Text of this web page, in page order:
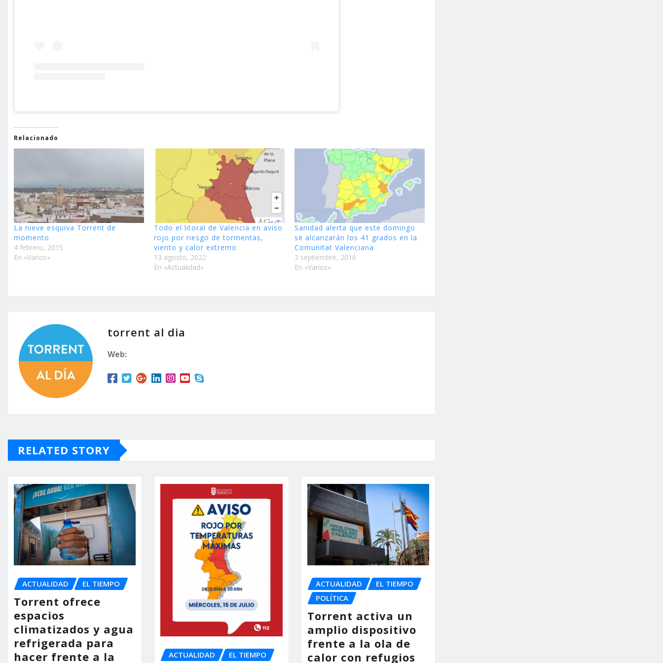
Relacionado
La nieve esquiva Torrent de
momento
4 febrero, 2015
En «Varios»
Todo el litoral de Valencia en aviso
rojo por riesgo de tormentas,
viento y calor extremo
13 agosto, 2022
En «Actualidad»
Sanidad alerta que este domingo
se alcanzarán los 41 grados en la
Comunitat Valenciana
3 septiembre, 2016
En «Varios»
torrent al dia
Web:
RELATED STORY
ACTUALIDAD EL TIEMPO
Torrent ofrece
espacios
climatizados y agua
refrigerada para
hacer frente a la
ACTUALIDAD EL TIEMPO
ACTUALIDAD
EL TIEMPO
POLÍTICA
Torrent activa un
amplio dispositivo
frente a la ola de
calor con refugios